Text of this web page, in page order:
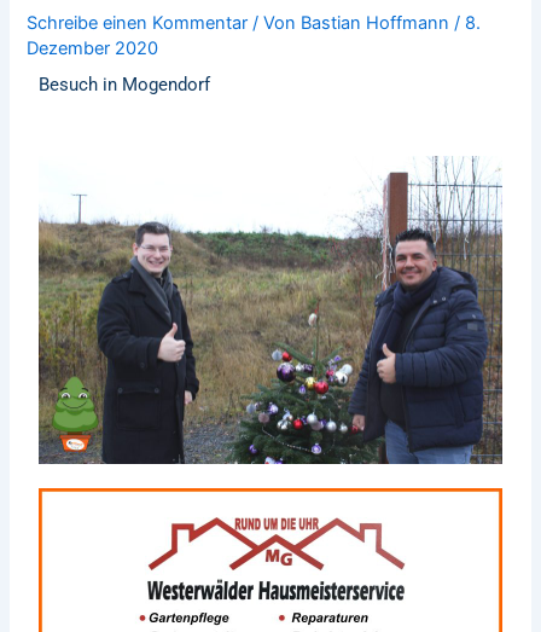
Schreibe einen Kommentar / Von Bastian Hoffmann/ 8.
Dezember 2020
Besuch in Mogendorf